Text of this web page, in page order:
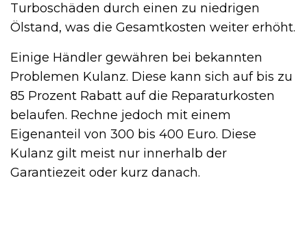
Turboschäden durch einen zu niedrigen
Ölstand, was die Gesamtkosten weiter erhöht.
Einige Händler gewähren bei bekannten
Problemen Kulanz. Diese kann sich auf bis zu
85 Prozent Rabatt auf die Reparaturkosten
belaufen. Rechne jedoch mit einem
Eigenanteil von 300 bis 400 Euro. Diese
Kulanz gilt meist nur innerhalb der
Garantiezeit oder kurz danach.